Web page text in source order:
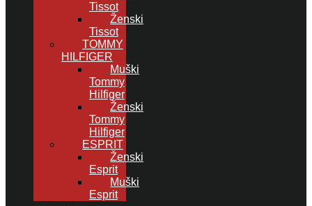
Tissot
Ženski
Tissot
TOMMY
HILFIGER
Muški
Tommy
Hilfiger
Ženski
Tommy
Hilfiger
ESPRIT
Ženski
Esprit
Muški
Esprit